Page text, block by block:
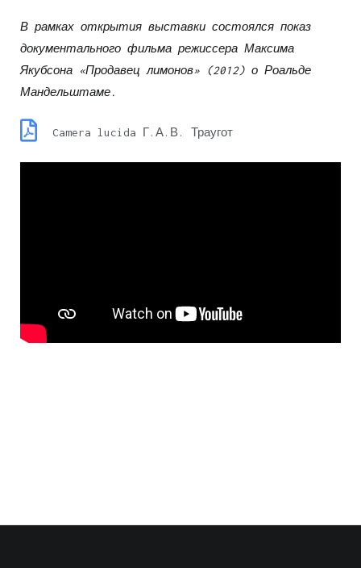
В рамках открытия выставки состоялся показ
документального фильма режиссера Максима
Якубсона «Продавец лимонов» (2012) о Роальде
Мандельштаме.
Camera lucida Г.А.В. Траугот